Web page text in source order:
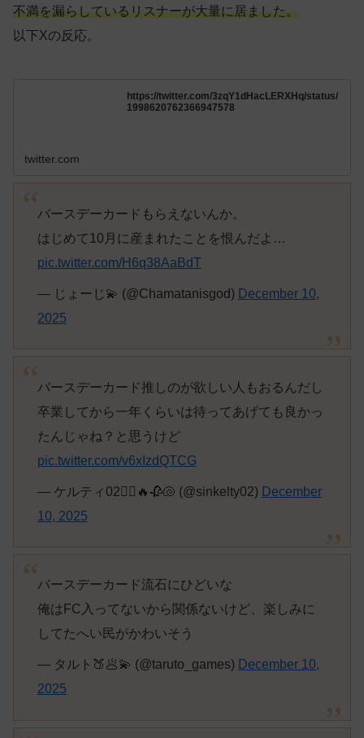
不満を漏らしているリスナーが大量に居ました。
以下Xの反応。
https://twitter.com/3zqY1dHacLERXHq/status/
1998620762366947578
twitter.com
バースデーカードもらえないんか。
はじめて10月に産まれたことを恨んだよ…
pic.twitter.com/H6q38AaBdT
— じょーじ💫 (@Chamatanisgod) December 10,
2025
バースデーカード推しのが欲しい人もおるんだし
卒業してから一年くらいは待ってあげても良かっ
たんじゃね？と思うけど
pic.twitter.com/v6xIzdQTCG
— ケルティ02🏴‍☠️🔥🥀🐚 (@sinkelty02) December
10, 2025
バースデーカード流石にひどいな
俺はFC入ってないから関係ないけど、楽しみに
してたへい民がかわいそう
— タルト🍑🥟💫 (@taruto_games) December 10,
2025